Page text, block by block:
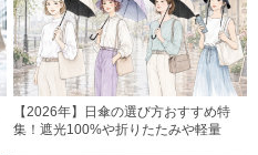
【2026年】日傘の選び方おすすめ特
集！遮光100%や折りたたみや軽量